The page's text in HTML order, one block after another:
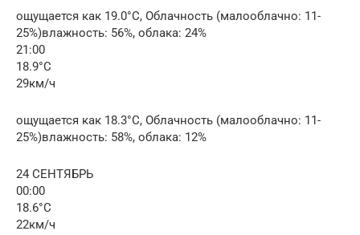
ощущается как 19.0°C, Облачность (малооблачно: 11-
25%)влажность: 56%, облака: 24%
21:00
18.9°C
29км/ч
ощущается как 18.3°C, Облачность (малооблачно: 11-
25%)влажность: 58%, облака: 12%
24 СЕНТЯБРЬ
00:00
18.6°C
22км/ч